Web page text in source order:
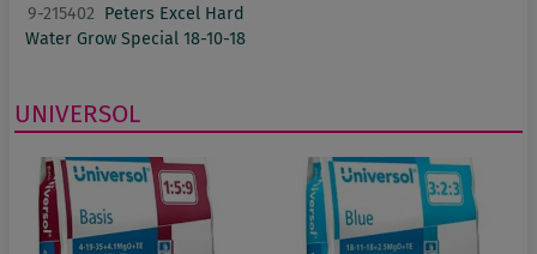
9-215402 Peters Excel Hard
Water Grow Special 18-10-18
UNIVERSOL